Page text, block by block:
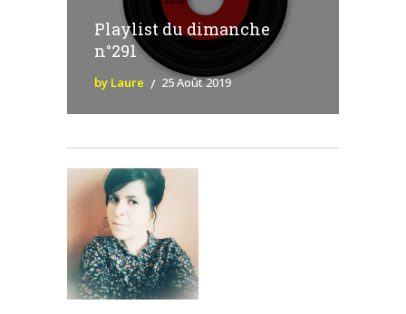
Playlist du dimanche
n°291
by Laure 25 Août 2019